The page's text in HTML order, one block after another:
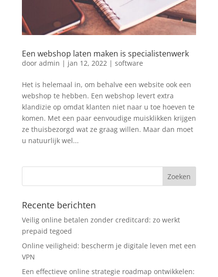
Een webshop laten maken is specialistenwerk
door admin | jan 12, 2022| software
Het is helemaal in, om behalve een website ook een
webshop te hebben. Een webshop levert extra
klandizie op omdat klanten niet naar u toe hoeven te
komen. Met een paar eenvoudige muisklikken krijgen
ze thuisbezorgd wat ze graag willen. Maar dan moet
u natuurlijk wel...
Recente berichten
Veilig online betalen zonder creditcard: zo werkt
prepaid tegoed
Online veiligheid: bescherm je digitale leven met een
VPN
Een effectieve online strategie roadmap ontwikkelen: